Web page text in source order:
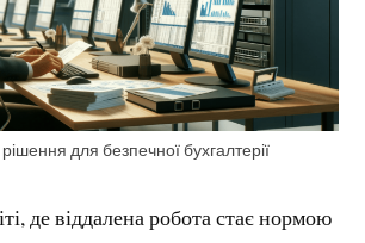
для безпечної бухгалтерії
де віддалена робота стає нормою